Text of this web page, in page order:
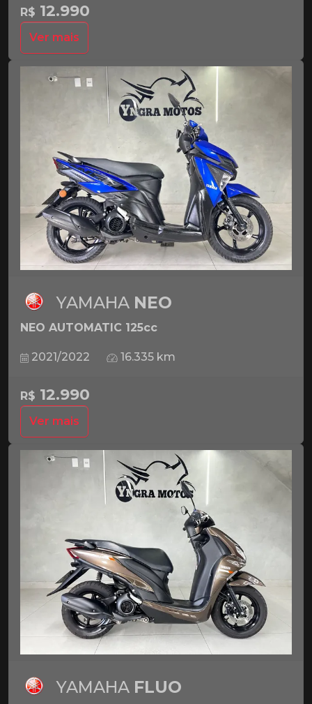
R$ 12.990
Ver mais
YAMAHA NEO
NEO AUTOMATIC 125cc
2021/2022 16.335 km
R$ 12.990
Ver mais
YAMAHA FLUO